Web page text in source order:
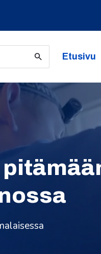
Etusivu